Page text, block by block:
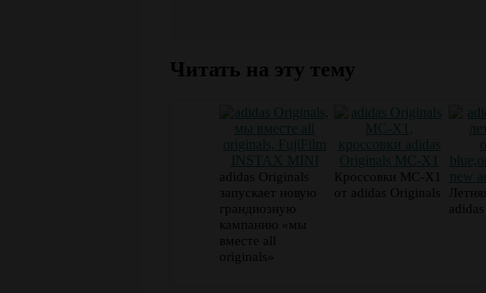
Читать на эту тему
adidas Originals
запускает новую
грандиозную
кампанию «мы
вместе all
originals»
Кроссовки MC-X1
от adidas Originals